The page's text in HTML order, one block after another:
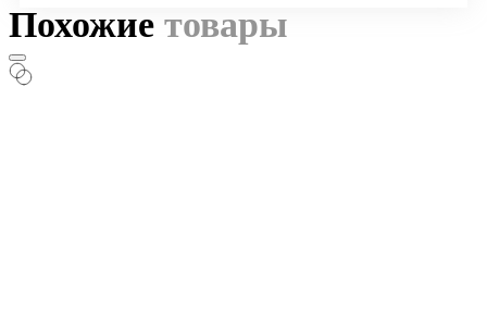
Похожие товары